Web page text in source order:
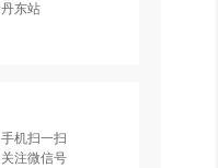
丹东站
手机扫一扫
关注微信号